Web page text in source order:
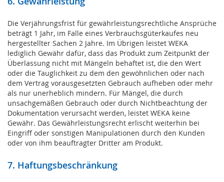
Die Verjährungsfrist für gewährleistungsrechtliche Ansprüche
beträgt 1 Jahr, im Falle eines Verbrauchsgüterkaufes neu
hergestellter Sachen 2 Jahre. Im Übrigen leistet WEKA
lediglich Gewähr dafür, dass das Produkt zum Zeitpunkt der
Überlassung nicht mit Mängeln behaftet ist, die den Wert
oder die Tauglichkeit zu dem den gewöhnlichen oder nach
dem Vertrag vorausgesetzten Gebrauch aufheben oder mehr
als nur unerheblich mindern. Für Mängel, die durch
unsachgemäßen Gebrauch oder durch Nichtbeachtung der
Dokumentation verursacht werden, leistet WEKA keine
Gewähr. Das Gewährleistungsrecht erlischt weiterhin bei
Eingriff oder sonstigen Manipulationen durch den Kunden
oder von ihm beauftragter Dritter am Produkt.
7. Haftungsbeschränkung